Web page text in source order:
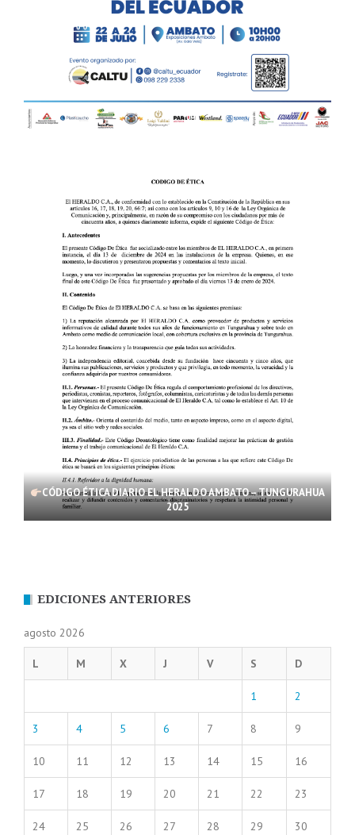
CÓDIGO ÉTICA DIARIO EL HERALDO AMBATO – TUNGURAHUA
2025
EDICIONES ANTERIORES
agosto 2026
L M X J V S D
1 2
3 4 5 6 7 8 9
10 11 12 13 14 15 16
17 18 19 20 21 22 23
24 25 26 27 28 29 30